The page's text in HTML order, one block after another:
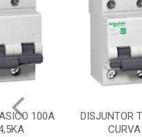
DISJUNTOR TRIFASICO 70A
CURVA C 4,5KA